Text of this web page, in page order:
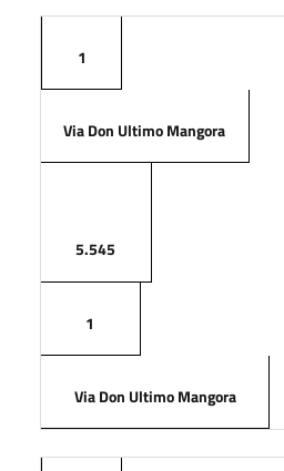
1
Via Don Ultimo Mangora
5.545
1
Via Don Ultimo Mangora